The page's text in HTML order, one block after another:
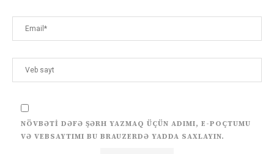
NÖVBƏTI DƏFƏ ŞƏRH YAZMAQ ÜÇÜN ADIMI, E-POÇTUMU
VƏ VEBSAYTIMI BU BRAUZERDƏ YADDA SAXLAYIN.